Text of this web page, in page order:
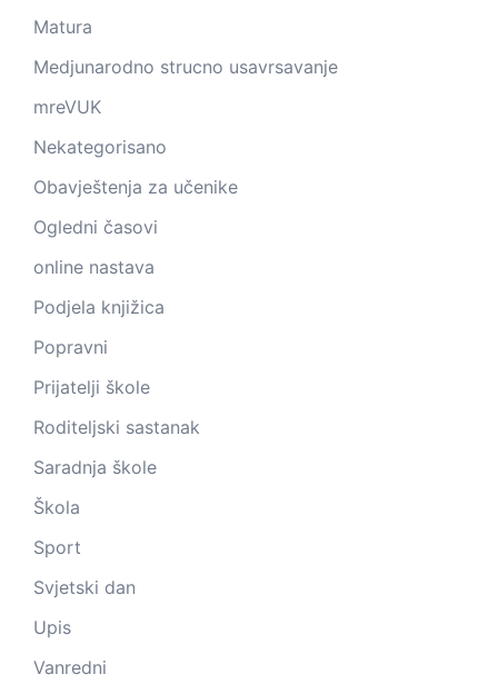
Matura
Medjunarodno strucno usavrsavanje
mreVUK
Nekategorisano
Obavještenja za učenike
Ogledni časovi
online nastava
Podjela knjižica
Popravni
Prijatelji škole
Roditeljski sastanak
Saradnja škole
Škola
Sport
Svjetski dan
Upis
Vanredni